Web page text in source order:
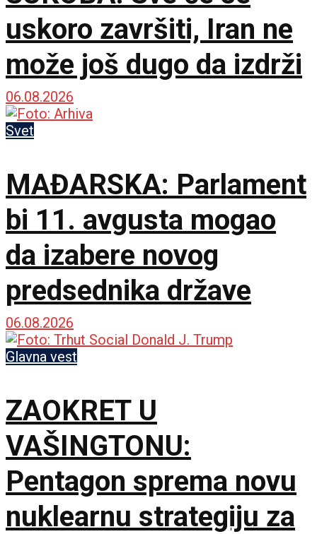
uskoro završiti, Iran ne
može još dugo da izdrži
06.08.2026
Svet
MAĐARSKA: Parlament
bi 11. avgusta mogao
da izabere novog
predsednika države
06.08.2026
Glavna vest
ZAOKRET U
VAŠINGTONU:
Pentagon sprema novu
nuklearnu strategiju za